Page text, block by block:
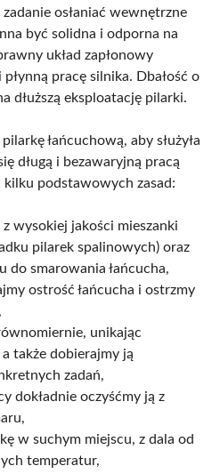
osłaniać wewnętrzne
być solidna i odporna na
układ zapłonowy
pracę silnika. Dbałość o
dłuższą eksploatację pilarki.
łańcuchową, aby służyła
długą i bezawaryjną pracą
kilku podstawowych zasad:
wysokiej jakości mieszanki
pilarek spalinowych) oraz
do smarowania łańcucha,
ostrość łańcucha i ostrzmy
unikając
także dobierajmy ją
zadań,
dokładnie oczyśćmy ją z
w suchym miejscu, z dala od
temperatur,